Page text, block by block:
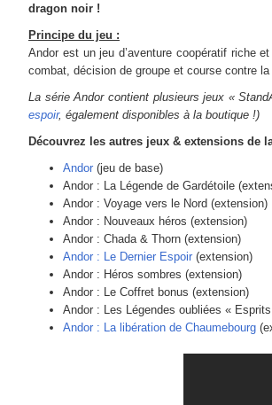
dragon noir !
Principe du jeu :
Andor est un jeu d’aventure coopératif riche
combat, décision de groupe et course contre
La série Andor contient plusieurs jeux «
espoir, également disponibles à la boutique !)
Découvrez les autres jeux & extensions de
Andor(jeu de base)
Andor : La Légende de Gardétoile
Andor : Voyage vers le Nord (extension)
Andor : Nouveaux héros (extension)
Andor : Chada & Thorn (extension)
Andor : Le Dernier Espoir(extension)
Andor : Héros sombres (extension)
Andor : Le Coffret bonus (extension)
Andor : Les Légendes oubliées «
Andor : La libération de Chaumebourg